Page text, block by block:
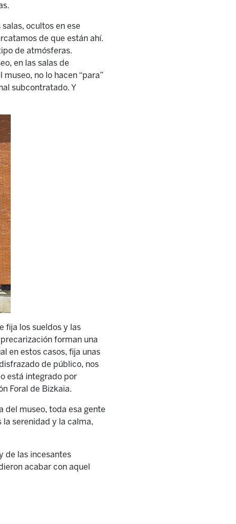
ocultos en ese
de que están ahí.
de atmósferas.
en las salas de
no lo hacen “para”
subcontratado. Y
fija los sueldos y las
forman una
en estos casos, fija unas
de público, nos
está integrado por
Foral de Bizkaia.
del museo, toda esa gente
serenidad y la calma,
de las incesantes
acabar con aquel